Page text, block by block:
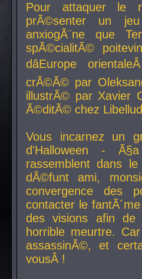
Pour attaquer le
prÃ©senter un
anxiogÃ¨ne que
spÃ©cialitÃ©
dâEurope
crÃ©Ã© par
illustrÃ© par Xavier
Ã©ditÃ© chez
Vous incarnez un
d'Halloween -
rassemblent dans
dÃ©funt ami,
convergence des
contacter le
des visions afin
horrible meurtre.
assassinÃ©, et
vousÂ !